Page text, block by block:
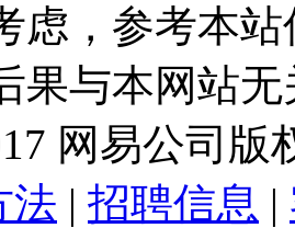
虑，参考本
果与本网站
网易公司版
法 | 招聘信息 |